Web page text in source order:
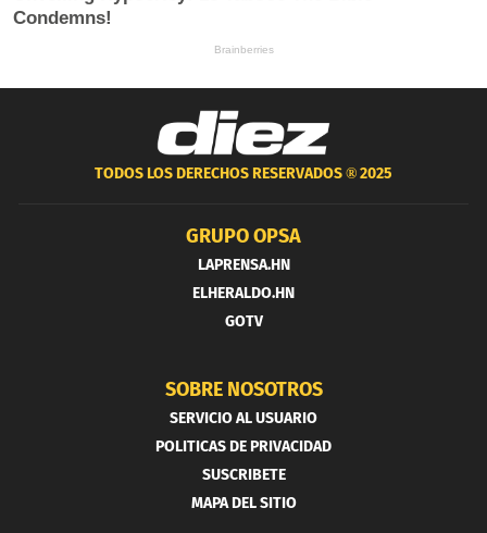
TODOS LOS DERECHOS RESERVADOS ®2025
GRUPO OPSA
LAPRENSA.HN
ELHERALDO.HN
GOTV
SOBRE NOSOTROS
SERVICIO AL USUARIO
POLITICAS DE PRIVACIDAD
SUSCRIBETE
MAPA DEL SITIO